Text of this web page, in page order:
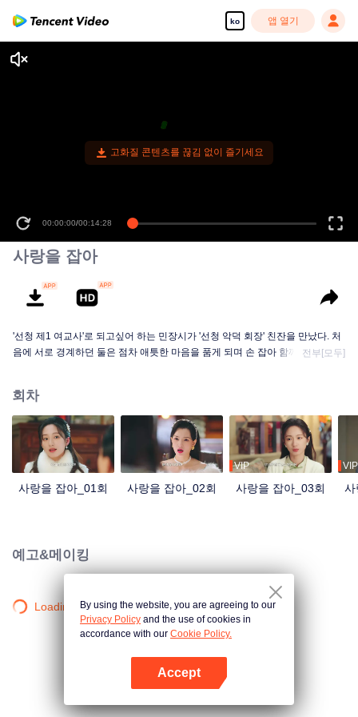
ko 앱 열기
고화질 콘텐츠를 끊김 없이 즐기세요
00:00:00/00:14:28
사랑을 잡아
'선청 제1 여교사'로 되고싶어 하는 민장시가 '선청 악덕 회장' 친잔을 만났다. 처
음에 서로 경계하던 둘은 점차 애틋한 마음을 품게 되며 손 잡아 함께 최대 적수
전부[모두]
회차
사랑을 잡아_01회 사랑을 잡아_02회
VIP
사랑을 잡아_03회
VIP
사
예고&메이킹
Loading…By using the website, you are agreeing to our
Privacy Policy and the use of cookies in
accordance with our Cookie Policy.
Accept